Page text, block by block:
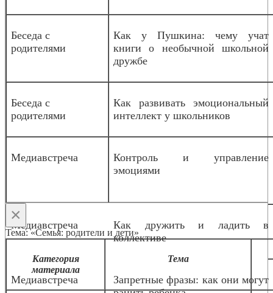
Беседа с
родителями
Как у Пушкина: чему учат
книги о необычной школьной
дружбе
Беседа с
родителями
Как развивать эмоциональный
интеллект у школьников
Медиавстреча
Контроль и управление
эмоциями
Медиавстреча
Как дружить и ладить в
коллективе
Медиавстреча
Запретные фразы: как они могут
×
Тема: «Семья: родители и дети»
Категория
материала
Тема